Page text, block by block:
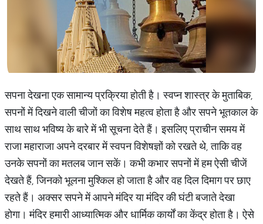
सपना देखना एक सामान्य प्रक्रिया होती है। स्वप्न शास्त्र के मुताबिक,
सपनों में दिखने वाली चीजों का विशेष महत्व होता है और सपने भूतकाल के
साथ साथ भविष्य के बारे में भी सूचना देते हैं। इसलिए प्राचीन समय में
राजा महाराजा अपने दरबार में स्वपन विशेषज्ञों को रखते थे, ताकि वह
उनके सपनों का मतलब जान सकें। कभी कभार सपनों में हम ऐसी चीजें
देखते हैं, जिनको भूलना मुश्किल हो जाता है और वह दिल दिमाग पर छाए
रहते हैं। अक्सर सपने में आपने मंदिर या मंदिर की घंटी बजाते देखा
होगा। मंदिर हमारी आध्यात्मिक और धार्मिक कार्यों का केंद्र होता है। ऐसे